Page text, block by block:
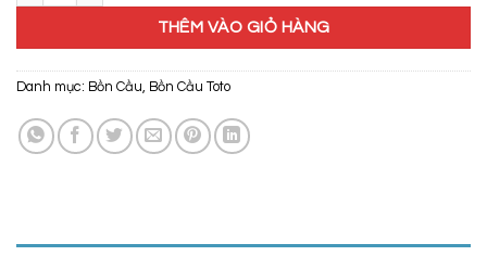
THÊM VÀO GIỎ HÀNG
Danh mục: Bồn Cầu, Bồn Cầu Toto